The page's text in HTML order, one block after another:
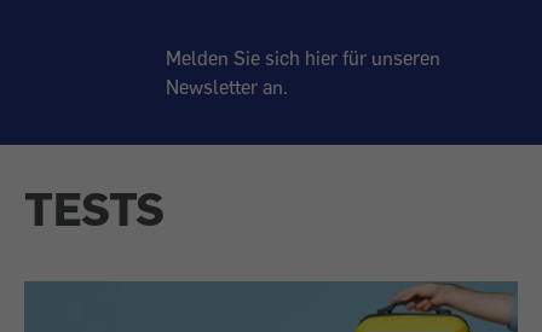
Melden Sie sich hier für unseren
Newsletter an.
TESTS